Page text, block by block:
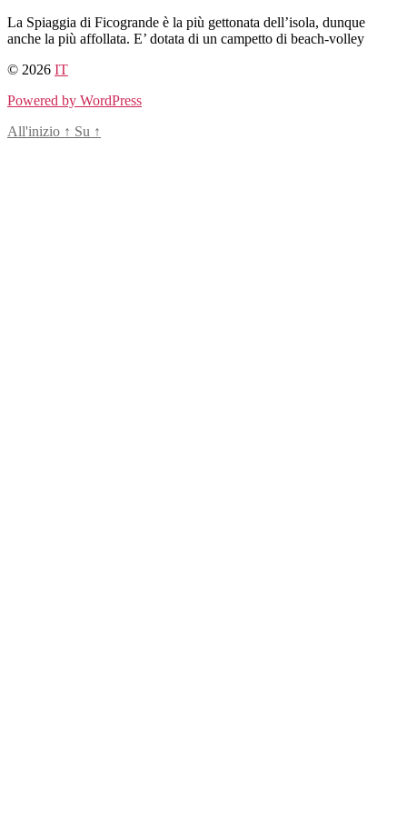
Salta
al
La Spiaggia di Ficogrande è la più gettonata dell’isola, dunque
anche la più affollata. E’ dotata di un campetto di beach-volley
© 2026 IT
Powered by WordPress
All'inizio ↑ Su ↑